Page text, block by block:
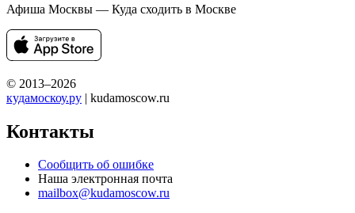
Афиша Москвы — Куда сходить в Москве
© 2013–2026
кудамоскоу.ру | kudamoscow.ru
Контакты
Сообщить об ошибке
Наша электронная почта
mailbox@kudamoscow.ru